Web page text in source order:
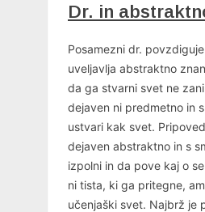
Dr. in
Posamezni dr.
uveljavlja abstraktno
da ga stvarni svet ne
dejaven ni predmetno in
ustvari kak svet.
dejaven abstraktno in s
izpolni in da pove kaj o
ni tista, ki ga pritegne,
učenjaški svet. Najbrž je